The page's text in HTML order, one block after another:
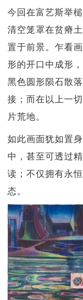
今回在富艺斯举
清空笼罩在贫瘠
置于前景。乍看
形的开口中成形
黑色圆形陨石散
接；而在以上一
片荒地。
如此画面犹如置
中，甚至可透过
读；不仅拥有永
态。